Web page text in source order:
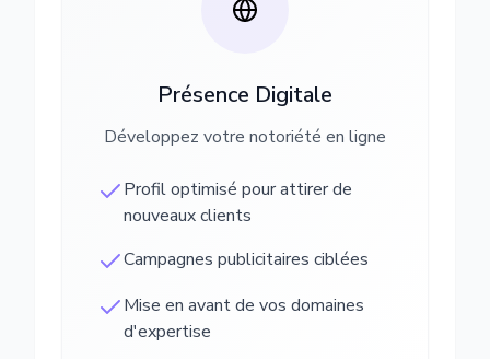
Présence Digitale
Développez votre notoriété en ligne
Profil optimisé pour attirer de
nouveaux clients
Campagnes publicitaires ciblées
Mise en avant de vos domaines
d'expertise